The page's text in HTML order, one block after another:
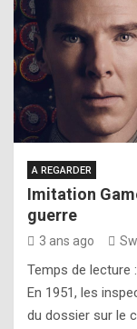
A REGARDER
Imitation
guerre
3 ans ago
Temps de lecture :
En 1951, les
du dossier sur le